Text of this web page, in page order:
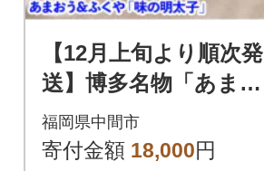
【12月上旬より順次発
送】博多名物「あまお
う」&ふくやの「味の
明太子」(中)(中間市)
福岡県中間市
寄付金額 18,000円